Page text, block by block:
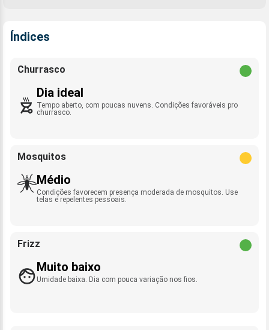
Índices
Churrasco
Dia ideal
Tempo aberto, com poucas nuvens. Condições favoráveis pro
churrasco.
Mosquitos
Médio
Condições favorecem presença moderada de mosquitos. Use
telas e repelentes pessoais.
Frizz
Muito baixo
Umidade baixa. Dia com pouca variação nos fios.